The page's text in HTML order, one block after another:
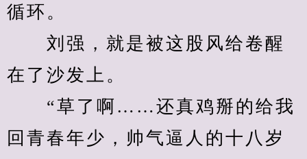
循环。
刘强，就是被这股风给卷醒
在了沙发上。
“草了啊……还真鸡掰的给我
回青春年少，帅气逼人的十八岁